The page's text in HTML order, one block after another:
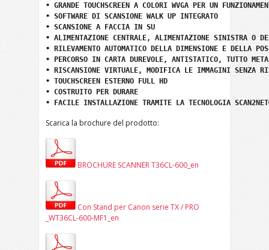
• GRANDE TOUCHSCREEN A COLORI WVGA PER UN
• SOFTWARE DI SCANSIONE WALK UP INTEGRATO
• SCANSIONE A FACCIA IN SU
• ALIMENTAZIONE CENTRALE, ALIMENTAZIONE SINISTRA O
• RILEVAMENTO AUTOMATICO DELLA DIMENSIONE E DELLA
• PERCORSO IN CARTA DUREVOLE, ANTISTATICO, TUTTO
• RISCANSIONE VIRTUALE, MODIFICA LE IMMAGINI SENZA
• TOUCHSCREEN ESTERNO FULL HD
• COSTRUITO PER DURARE
• FACILE INSTALLAZIONE TRAMITE LA TECNOLOGIA
Scarica la brochure del prodotto:
BROCHURE SCANNER T36CL-600_en
Con Stand per Canon serie TX / PRO
_WT36CL-600-MF1_en